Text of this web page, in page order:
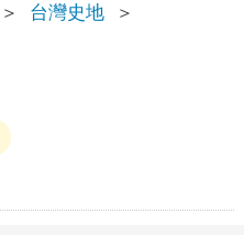
＞ 台灣史地
＞